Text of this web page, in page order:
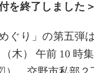
を終了しました＞
ぐり」の第五弾
木） 午前 10 時集